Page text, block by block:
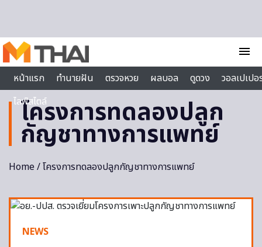
menu
หน้าแรก
ทำนายฝัน ตรวจหวย ผลบอล ดูดวง
วอลเปเป
ไลฟ์สไตล์
โครงการทดลองปลูก
กัญชาทางการแพทย์
Home/ โครงการทดลองปลูกกัญชาทางการแพทย์
NEWS